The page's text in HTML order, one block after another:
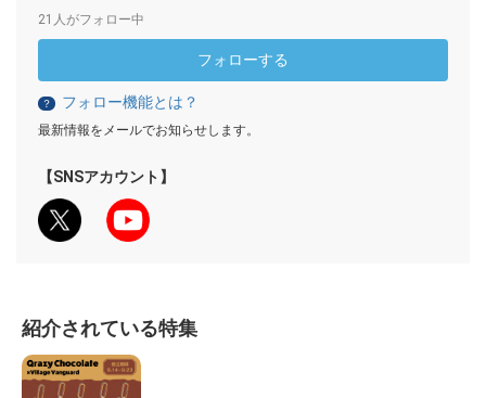
21人がフォロー中
フォローする
？ フォロー機能とは？
最新情報をメールでお知らせします。
【SNSアカウント】
紹介されている特集